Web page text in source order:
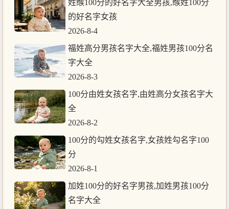
姓缑100分的好名字大全男孩,缑姓100分
的好名字女孩
2026-8-4
福姓高分男孩名字大全,福姓男孩100分名
字大全
2026-8-3
100分由姓女孩名字,由姓高分女孩名字大
全
2026-8-2
100分的勾姓女孩名字,女孩姓勾名字100
分
2026-8-1
加姓100分的好名字男孩,加姓男孩100分
名字大全